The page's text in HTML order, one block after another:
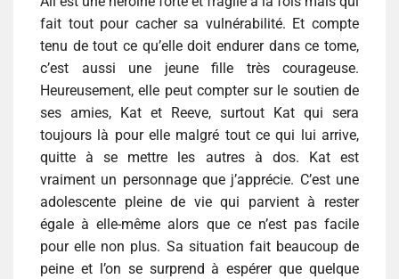
fait tout pour cacher sa vulnérabilité. Et compte
tenu de tout ce qu’elle doit endurer dans ce tome,
c’est aussi une jeune fille très courageuse.
Heureusement, elle peut compter sur le soutien de
ses amies, Kat et Reeve, surtout Kat qui sera
toujours là pour elle malgré tout ce qui lui arrive,
quitte à se mettre les autres à dos. Kat est
vraiment un personnage que j’apprécie. C’est une
adolescente pleine de vie qui parvient à rester
égale à elle-même alors que ce n’est pas facile
pour elle non plus. Sa situation fait beaucoup de
peine et l’on se surprend à espérer que quelque